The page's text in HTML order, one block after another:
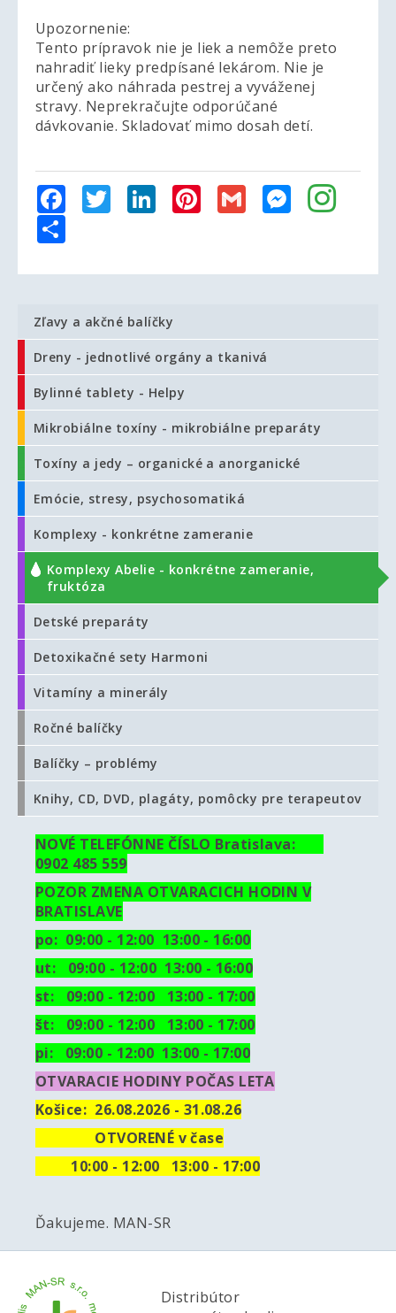
Upozornenie:
Tento prípravok nie je liek a nemôže preto
nahradiť lieky predpísané lekárom. Nie je
určený ako náhrada pestrej a vyváženej
stravy. Neprekračujte odporúčané
dávkovanie. Skladovať mimo dosah detí.
FacebookTwitterLinkedInPinterest
Gmail Messenger
Zľavy a akčné balíčky
Dreny - jednotlivé orgány a tkanivá
Bylinné tablety - Helpy
Mikrobiálne toxíny - mikrobiálne preparáty
Toxíny a jedy – organické a anorganické
Emócie, stresy, psychosomatiká
Komplexy - konkrétne zameranie
Komplexy Abelie - konkrétne zameranie,
fruktóza
Detské preparáty
Detoxikačné sety Harmoni
Vitamíny a minerály
Ročné balíčky
Balíčky – problémy
Knihy, CD, DVD, plagáty, pomôcky pre terapeutov
NOVÉ TELEFÓNNE ČÍSLO Bratislava:
0902 485 559
POZOR ZMENA OTVARACICH HODIN V
BRATISLAVE
po: 09:00 - 12:00 13:00 - 16:00
ut: 09:00 - 12:00 13:00 - 16:00
st: 09:00 - 12:00 13:00 - 17:00
št: 09:00 - 12:00 13:00 - 17:00
pi: 09:00 - 12:00 13:00 - 17:00
OTVARACIE HODINY POČAS LETA
Košice: 26.08.2026 - 31.08.26
OTVORENÉ v čase
10:00 - 12:00 13:00 - 17:00
Ďakujeme. MAN-SR
Distribútor